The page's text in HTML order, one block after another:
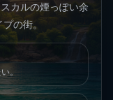
カルの煙っぽい余
プの街。
。